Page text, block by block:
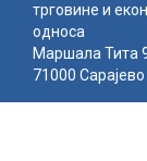
трговине и
односа
Маршала Тита
71000 Сарајево